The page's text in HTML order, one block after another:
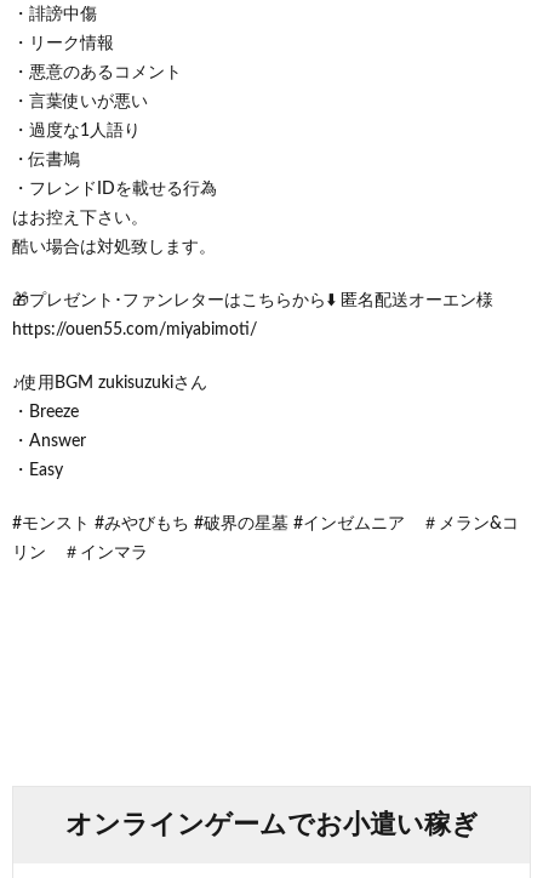
・誹謗中傷
・リーク情報
・悪意のあるコメント
・言葉使いが悪い
・過度な1人語り
・伝書鳩
・フレンドIDを載せる行為
はお控え下さい。
酷い場合は対処致します。
🎁プレゼント･ファンレターはこちらから⬇️ 匿名配送オーエン様
https://ouen55.com/miyabimoti/
♪使用BGM zukisuzukiさん
・Breeze
・Answer
・Easy
#モンスト #みやびもち #破界の星墓 #インゼムニア ＃メラン&コ
リン ＃インマラ
オンラインゲームでお小遣い稼ぎ